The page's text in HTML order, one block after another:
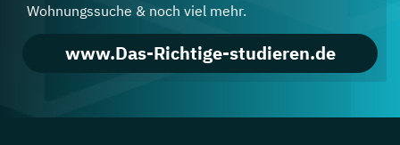
Wohnungssuche & noch viel mehr.
www.Das-Richtige-studieren.de